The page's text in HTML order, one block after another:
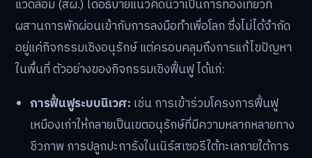
แวดล้อม (สผ.) ได้อธิบายแนวคิดนี้ว่าเป็นการท่องเที่ยวที่
ผสานการพักผ่อนเข้ากับการลงมือทำเพื่อโลก ซึ่งไม่ได้จำกัด
อยู่แค่กิจกรรมเชิงอนุรักษ์ แต่ครอบคลุมถึงการแก้ไขปัญหา
ในพื้นที่ ตัวอย่างของกิจกรรมเชิงฟื้นฟู ได้แก่:
การฟื้นฟูระบบนิเวศ: เช่น การเข้าร่วมโครงการฟื้นฟู
เหมืองเก่าให้กลายเป็นเขตอนุรักษ์ที่มีความหลากหลายทาง
ชีวภาพ การปลูกปะการังในเนิร์สเซอรีใต้ทะเลภายใต้การ